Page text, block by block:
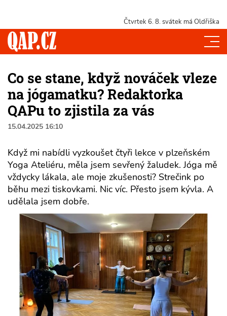
Čtvrtek 6. 8. svátek má Oldřiška
Co se stane, když nováček vleze
na jógamatku? Redaktorka
QAPu to zjistila za vás
15.04.2025 16:10
Když mi nabídli vyzkoušet čtyři lekce v plzeňském
Yoga Ateliéru, měla jsem sevřený žaludek. Jóga mě
vždycky lákala, ale moje zkušenosti? Strečink po
běhu mezi tiskovkami. Nic víc. Přesto jsem kývla. A
udělala jsem dobře.